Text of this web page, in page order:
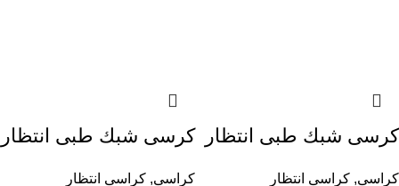
كرسى شبك طبى انتظار
كراسى, كراسى انتظار
كرسى شبك طبى انتظار
كراسى, كراسى انتظار